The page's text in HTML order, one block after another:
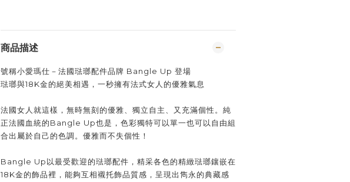
商品描述
號稱小愛瑪仕－法國琺瑯配件品牌 Bangle Up 登場
琺瑯與18K金的絕美相遇，一秒擁有法式女人的優雅氣息
法國女人就這樣，無時無刻的優雅、獨立自主、又充滿個性。 純
正法國血統的Bangle Up也是，色彩獨特可以單一也可以自由組
合出屬於自己的色調。優雅而不失個性！
Bangle Up以最受歡迎的琺瑯配件，精采各色的精緻琺瑯鑲嵌在
18K金的飾品裡，能夠互相襯托飾品質感，呈現出雋永的典藏感